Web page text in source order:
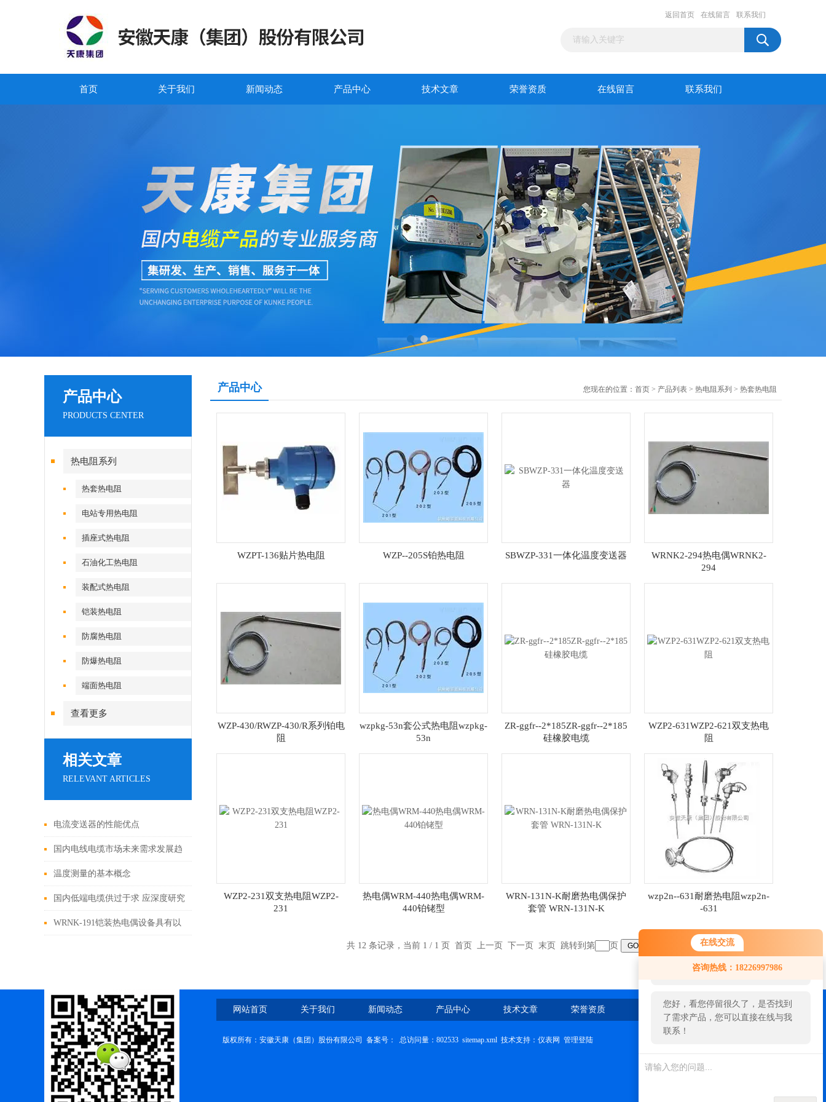
在线交流
咨询热线：18226997986
您好！欢迎前来咨询，很高兴为您
服务，请问您要咨询什么问题呢？
您好，看您停留很久了，是否找到
了需求产品，您可以直接在线与我
联系！
返回首页 在线留言 联系我们
首页 关于我们 新闻动态 产品中心 技术文章 荣誉资质 在线留言 联系我们
产品中心
PRODUCTS CENTER
热电阻系列
热套热电阻
电站专用热电阻
插座式热电阻
石油化工热电阻
装配式热电阻
铠装热电阻
防腐热电阻
防爆热电阻
端面热电阻
查看更多
相关文章
RELEVANT ARTICLES
电流变送器的性能优点
国内电线电缆市场未来需求发展趋
势
温度测量的基本概念
国内低端电缆供过于求 应深度研究
特种电缆
WRNK-191铠装热电偶设备具有以
产品中心 您现在的位置： 首页 > 产品列表 > 热电阻系列 > 热套热电阻
WZPT-136贴片热电阻 WZP--205S铂热电阻 SBWZP-331一体化温度变送器
WRNK2-294热电偶WRNK2-
294
WZP-430/RWZP-430/R系列铂电
阻
wzpkg-53n套公式热电阻wzpkg-
53n
ZR-ggfr--2*185ZR-ggfr--2*185
硅橡胶电缆
WZP2-631WZP2-621双支热电
阻
WZP2-231双支热电阻WZP2-
231
热电偶WRM-440热电偶WRM-
440铂铑型
WRN-131N-K耐磨热电偶保护
套管 WRN-131N-K
wzp2n--631耐磨热电阻wzp2n-
-631
共 12 条记录，当前 1 / 1 页 首页 上一页 下一页 末页 跳转到第 页
网站首页 关于我们 新闻动态 产品中心 技术文章 荣誉资质 在线留言 联系我们
版权所有：安徽天康（集团）股份有限公司 备案号： 总访问量：802533 sitemap.xml 技术支持： 仪表网 管理登陆